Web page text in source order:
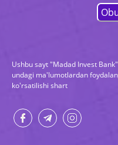
Ushbu sayt "Madad Invest
undagi ma'lumotlardan
ko'rsatilishi shart